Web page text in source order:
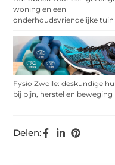
woning en een
onderhoudsvriendelijke tuin
Fysio Zwolle: deskundige
bij pijn, herstel en beweging
Delen: